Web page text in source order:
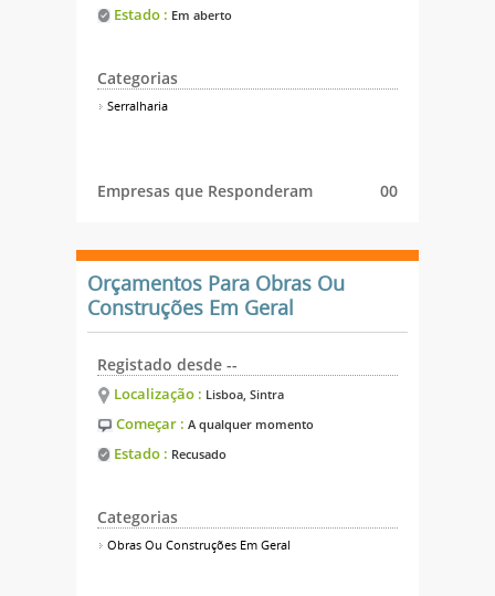
Estado : Em aberto
Categorias
Serralharia
Empresas que Responderam 00
Orçamentos Para Obras Ou
Construções Em Geral
Registado desde --
Localização : Lisboa, Sintra
Começar : A qualquer momento
Estado : Recusado
Categorias
Obras Ou Construções Em Geral